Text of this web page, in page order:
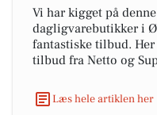
Vi har kigget på
dagligvarebutikker i
fantastiske tilbud.
tilbud fra Netto og
Læs hele artiklen her